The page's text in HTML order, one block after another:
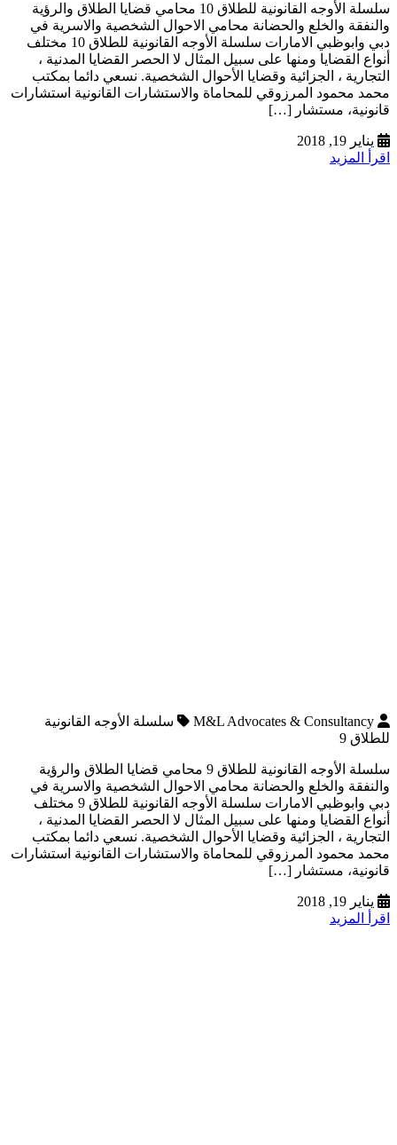
سلسلة الأوجه القانونية للطلاق 10 محامي قضايا الطلاق والرؤية
والنفقة والخلع والحضانة محامي الاحوال الشخصية والاسرية في
دبي وابوظبي الامارات سلسلة الأوجه القانونية للطلاق 10 مختلف
أنواع القضايا ومنها على سبيل المثال لا الحصر القضايا المدنية ،
التجارية ، الجزائية وقضايا الأحوال الشخصية. نسعي دائما بمكتب
محمد محمود المرزوقي للمحاماة والاستشارات القانونية استشارات
قانونية، مستشار […]
يناير 19, 2018
اقرأ المزيد
M&L Advocates & Consultancy
سلسلة الأوجه القانونية
للطلاق 9
سلسلة الأوجه القانونية للطلاق 9 محامي قضايا الطلاق والرؤية
والنفقة والخلع والحضانة محامي الاحوال الشخصية والاسرية في
دبي وابوظبي الامارات سلسلة الأوجه القانونية للطلاق 9 مختلف
أنواع القضايا ومنها على سبيل المثال لا الحصر القضايا المدنية ،
التجارية ، الجزائية وقضايا الأحوال الشخصية. نسعي دائما بمكتب
محمد محمود المرزوقي للمحاماة والاستشارات القانونية استشارات
قانونية، مستشار […]
يناير 19, 2018
اقرأ المزيد